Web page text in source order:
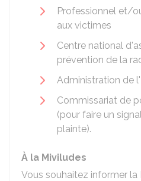
Professionnel et/
aux victimes
Centre national
prévention de la
Administration de
Commissariat de
(pour faire un
plainte).
À la Miviludes
Vous souhaitez informer